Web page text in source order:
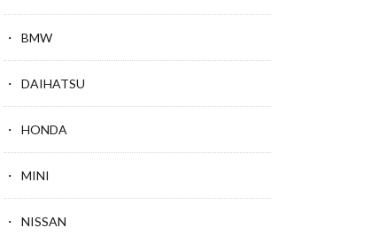
BMW
DAIHATSU
HONDA
MINI
NISSAN